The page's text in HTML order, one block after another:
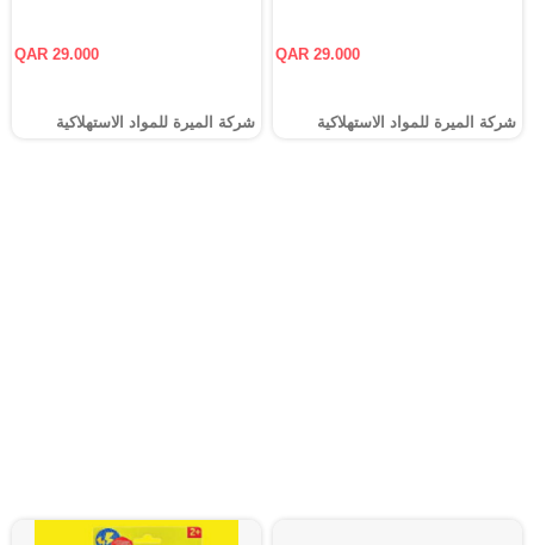
QAR 29.000
شركة الميرة للمواد الاستهلاكية
QAR 29.000
شركة الميرة للمواد الاستهلاكية